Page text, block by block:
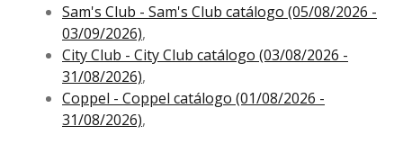
Sam's Club - Sam's Club catálogo (05/08/2026 -
03/09/2026),
City Club - City Club catálogo (03/08/2026 -
31/08/2026),
Coppel - Coppel catálogo (01/08/2026 -
31/08/2026),